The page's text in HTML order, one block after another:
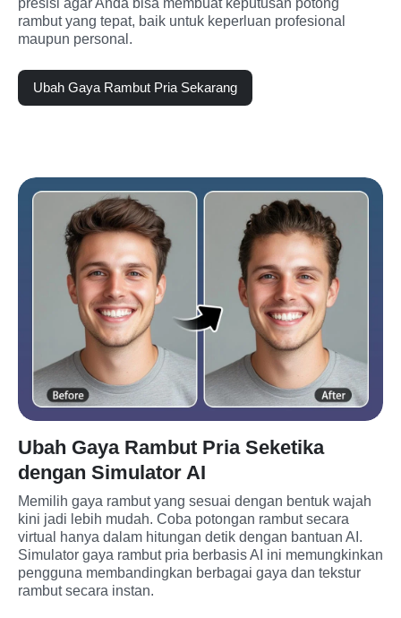
rambut yang tepat, baik untuk keperluan profesional
maupun personal.
Ubah Gaya Rambut Pria Sekarang
Ubah Gaya Rambut Pria Seketika
dengan Simulator AI
Memilih gaya rambut yang sesuai dengan bentuk wajah
kini jadi lebih mudah. Coba potongan rambut secara
virtual hanya dalam hitungan detik dengan bantuan AI.
Simulator gaya rambut pria berbasis AI ini memungkinkan
pengguna membandingkan berbagai gaya dan tekstur
rambut secara instan.